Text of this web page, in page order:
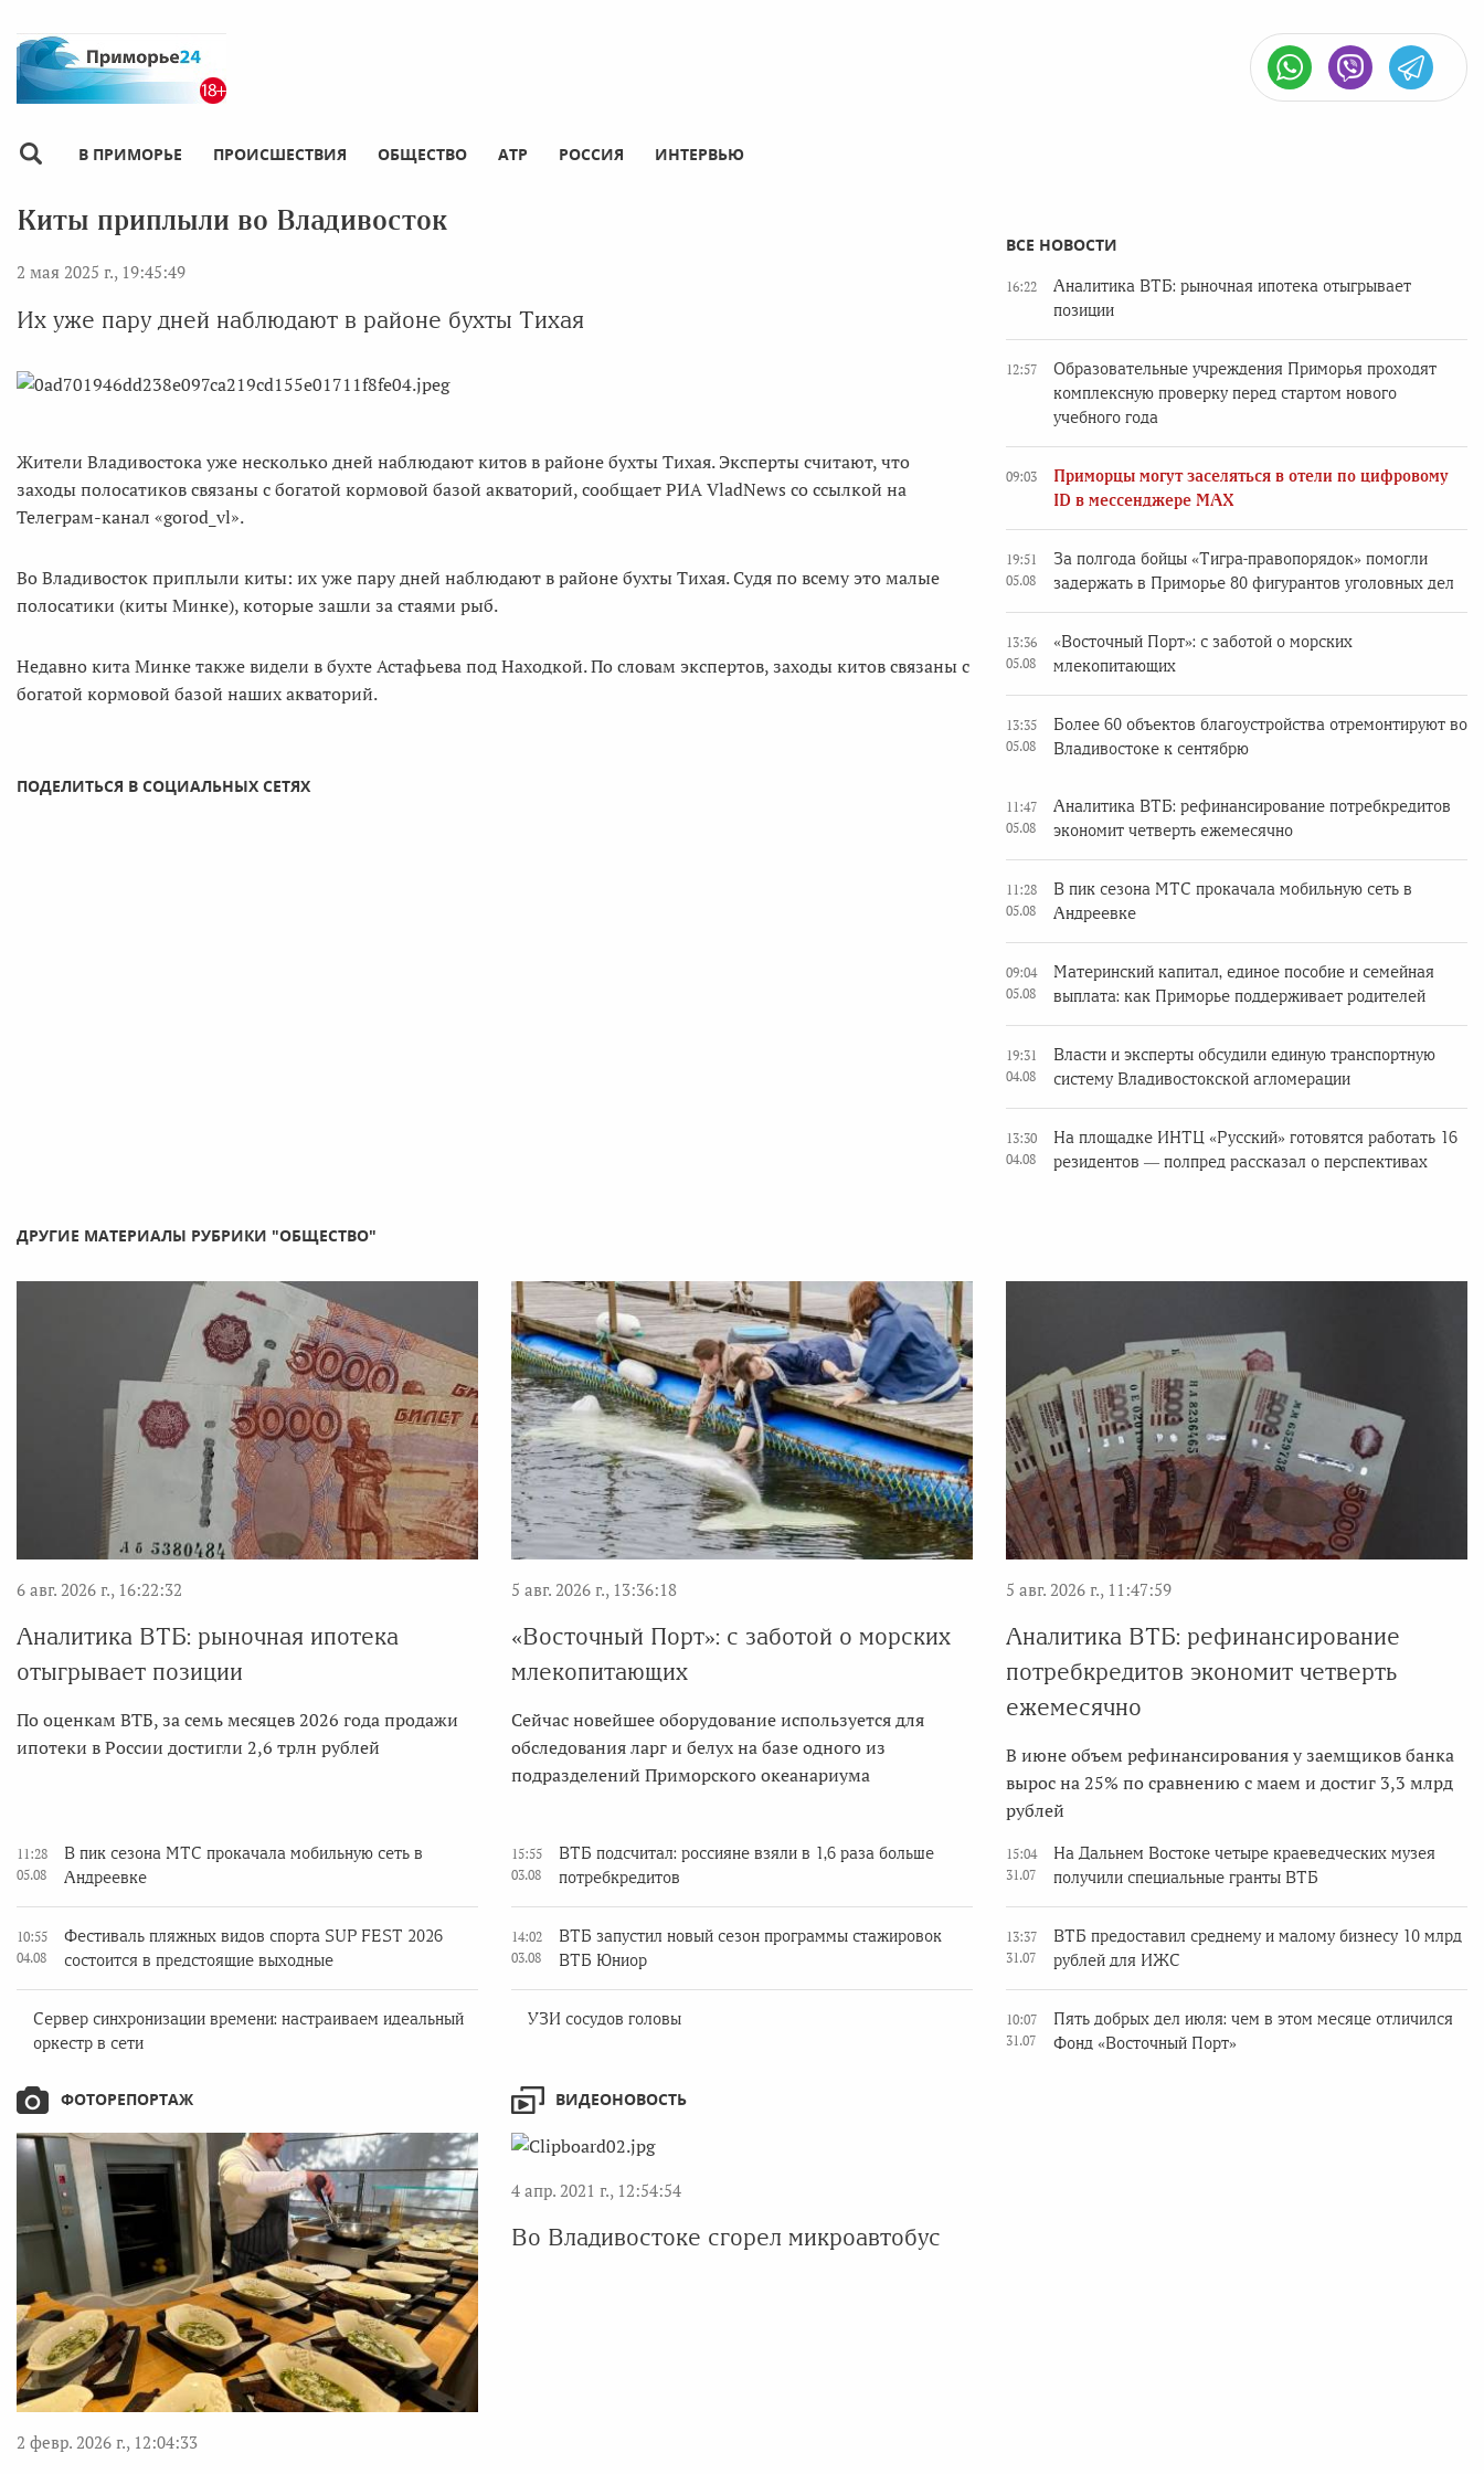
В ПРИМОРЬЕ ПРОИСШЕСТВИЯ ОБЩЕСТВО АТР РОССИЯ ИНТЕРВЬЮ
Киты приплыли во Владивосток
2 мая 2025 г., 19:45:49
Их уже пару дней наблюдают в районе бухты Тихая
Жители Владивостока уже несколько дней наблюдают китов в районе бухты Тихая. Эксперты считают, что
заходы полосатиков связаны с богатой кормовой базой акваторий, сообщает РИА VladNews со ссылкой на
Телеграм-канал «gorod_vl».
Во Владивосток приплыли киты: их уже пару дней наблюдают в районе бухты Тихая. Судя по всему это малые
полосатики (киты Минке), которые зашли за стаями рыб.
Недавно кита Минке также видели в бухте Астафьева под Находкой. По словам экспертов, заходы китов связаны с
богатой кормовой базой наших акваторий.
ПОДЕЛИТЬСЯ В СОЦИАЛЬНЫХ СЕТЯХ
ВСЕ НОВОСТИ
16:22
Аналитика ВТБ: рыночная ипотека отыгрывает
позиции
12:57
Образовательные учреждения Приморья проходят
комплексную проверку перед стартом нового
учебного года
09:03
Приморцы могут заселяться в отели по цифровому
ID в мессенджере MAX
19:51
05.08
За полгода бойцы «Тигра-правопорядок» помогли
задержать в Приморье 80 фигурантов уголовных дел
13:36
05.08
«Восточный Порт»: с заботой о морских
млекопитающих
13:35
05.08
Более 60 объектов благоустройства отремонтируют во
Владивостоке к сентябрю
11:47
05.08
Аналитика ВТБ: рефинансирование потребкредитов
экономит четверть ежемесячно
11:28
05.08
В пик сезона МТС прокачала мобильную сеть в
Андреевке
09:04
05.08
Материнский капитал, единое пособие и семейная
выплата: как Приморье поддерживает родителей
19:31
04.08
Власти и эксперты обсудили единую транспортную
систему Владивостокской агломерации
13:30
04.08
На площадке ИНТЦ «Русский» готовятся работать 16
резидентов — полпред рассказал о перспективах
ДРУГИЕ МАТЕРИАЛЫ РУБРИКИ "ОБЩЕСТВО"
6 авг. 2026 г., 16:22:32
Аналитика ВТБ: рыночная ипотека
отыгрывает позиции
По оценкам ВТБ, за семь месяцев 2026 года продажи
ипотеки в России достигли 2,6 трлн рублей
5 авг. 2026 г., 13:36:18
«Восточный Порт»: с заботой о морских
млекопитающих
Сейчас новейшее оборудование используется для
обследования ларг и белух на базе одного из
подразделений Приморского океанариума
5 авг. 2026 г., 11:47:59
Аналитика ВТБ: рефинансирование
потребкредитов экономит четверть
ежемесячно
В июне объем рефинансирования у заемщиков банка
вырос на 25% по сравнению с маем и достиг 3,3 млрд
рублей
11:28
05.08
В пик сезона МТС прокачала мобильную сеть в
Андреевке
10:55
04.08
Фестиваль пляжных видов спорта SUP FEST 2026
состоится в предстоящие выходные
Сервер синхронизации времени: настраиваем идеальный
оркестр в сети
15:55
03.08
ВТБ подсчитал: россияне взяли в 1,6 раза больше
потребкредитов
14:02
03.08
ВТБ запустил новый сезон программы стажировок
ВТБ Юниор
УЗИ сосудов головы
15:04
31.07
На Дальнем Востоке четыре краеведческих музея
получили специальные гранты ВТБ
13:37
31.07
ВТБ предоставил среднему и малому бизнесу 10 млрд
рублей для ИЖС
10:07
31.07
Пять добрых дел июля: чем в этом месяце отличился
Фонд «Восточный Порт»
ФОТОРЕПОРТАЖ
2 февр. 2026 г., 12:04:33
ВИДЕОНОВОСТЬ
4 апр. 2021 г., 12:54:54
Во Владивостоке сгорел микроавтобус